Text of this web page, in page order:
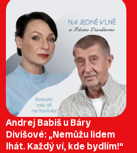
Andrej Babiš u Báry
Divišové: „Nemůžu lidem
lhát. Každý ví, kde bydlím!“